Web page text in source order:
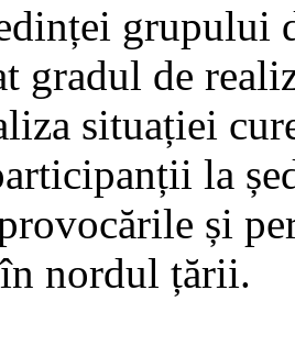
grupului
gradul de
situației
la
și
nordul țării.